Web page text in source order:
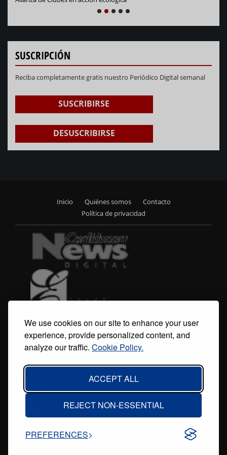
We use cookies on our site to enhance your user
experience, provide personalized content, and
analyze our traffic. Cookie Policy.
ACCEPT ALL
REJECT NON-ESSENTIAL
PREFERENCES
PREVIOUS
SUSCRIPCIÓN
Reciba completamente gratis nuestro Periódico Digital semanal
SUSCRIBIRSE
DESUSCRIBIRSE
menu
Inicio Quiénes somos
Contacto
Política de privacidad